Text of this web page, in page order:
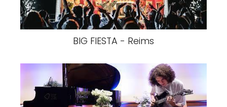
BIG FIESTA - Reims